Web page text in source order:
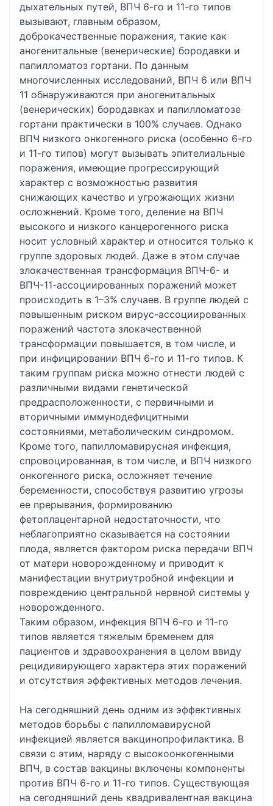
дыхательных путей, ВПЧ 6-го и 11-го типов
вызывают, главным образом,
доброкачественные поражения, такие как
аногенитальные (венерические) бородавки и
папилломатоз гортани. По данным
многочисленных исследований, ВПЧ 6 или ВПЧ
11 обнаруживаются при аногенитальных
(венерических) бородавках и папилломатозе
гортани практически в 100% случаев. Однако
ВПЧ низкого онкогенного риска (особенно 6-го
и 11-го типов) могут вызывать эпителиальные
поражения, имеющие прогрессирующий
характер с возможностью развития
снижающих качество и угрожающих жизни
осложнений. Кроме того, деление на ВПЧ
высокого и низкого канцерогенного риска
носит условный характер и относится только к
группе здоровых людей. Даже в этом случае
злокачественная трансформация ВПЧ-6- и
ВПЧ-11-ассоциированных поражений может
происходить в 1–3% случаев. В группе людей с
повышенным риском вирус-ассоциированных
поражений частота злокачественной
трансформации повышается, в том числе, и
при инфицировании ВПЧ 6-го и 11-го типов. К
таким группам риска можно отнести людей с
различными видами генетической
предрасположенности, с первичными и
вторичными иммунодефицитными
состояниями, метаболическим синдромом.
Кроме того, папилломавирусная инфекция,
спровоцированная, в том числе, и ВПЧ низкого
онкогенного риска, осложняет течение
беременности, способствуя развитию угрозы
ее прерывания, формированию
фетоплацентарной недостаточности, что
неблагоприятно сказывается на состоянии
плода, является фактором риска передачи ВПЧ
от матери новорожденному и приводит к
манифестации внутриутробной инфекции и
повреждению центральной нервной системы у
новорожденного.
Таким образом, инфекция ВПЧ 6-го и 11-го
типов является тяжелым бременем для
пациентов и здравоохранения в целом ввиду
рецидивирующего характера этих поражений
и отсутствия эффективных методов лечения.
На сегодняшний день одним из эффективных
методов борьбы с папилломавирусной
инфекцией является вакцинопрофилактика. В
связи с этим, наряду с высокоонкогенными
ВПЧ, в состав вакцины включены компоненты
против ВПЧ 6-го и 11-го типов. Существующая
на сегодняшний день квадривалентная вакцина